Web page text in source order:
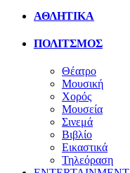
ΑΘΛΗΤΙΚΑ
ΠΟΛΙΤΣΜΟΣ
Θέατρο
Μουσική
Χορός
Μουσεία
Σινεμά
Βιβλίο
Εικαστικά
Τηλεόραση